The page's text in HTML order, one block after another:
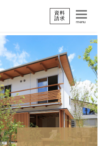
資料
請求
menu